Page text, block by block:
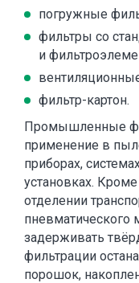
погружные
фильтры со
и
фильтр-картон.
Промышленные
применение в
приборах,
установках.
отделении
задерживать
фильтрации
порошок,